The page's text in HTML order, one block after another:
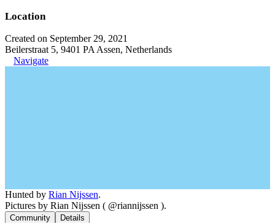
Location
Created on September 29, 2021
Beilerstraat 5, 9401 PA Assen, Netherlands
Navigate
Hunted by Rian Nijssen.
Pictures by Rian Nijssen ( @riannijssen ).
Community Details